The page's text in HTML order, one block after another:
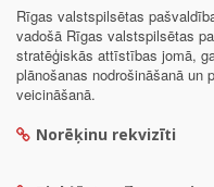
Rīgas valstspilsētas
vadošā Rīgas valstspilsētas
stratēģiskās attīstības jomā,
plānošanas nodrošināšanā un
veicināšanā.
Norēķinu rekvizīti